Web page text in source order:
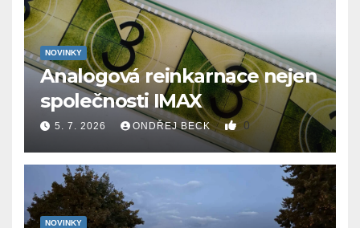
NOVINKY
Analogová reinkarnace nejen
společnosti IMAX
5. 7. 2026 ONDŘEJ BECK 0
NOVINKY